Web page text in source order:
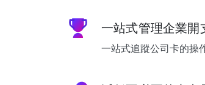
一站式管理企業開
一站式追蹤公司卡的操